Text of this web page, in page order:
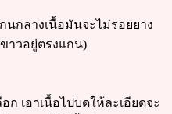
นกลางเนื้อมันจะไม่รอยยาง
าวอยู่ตรงแกน)
เอาเนื้อไปบดให้ละเอียดจะ